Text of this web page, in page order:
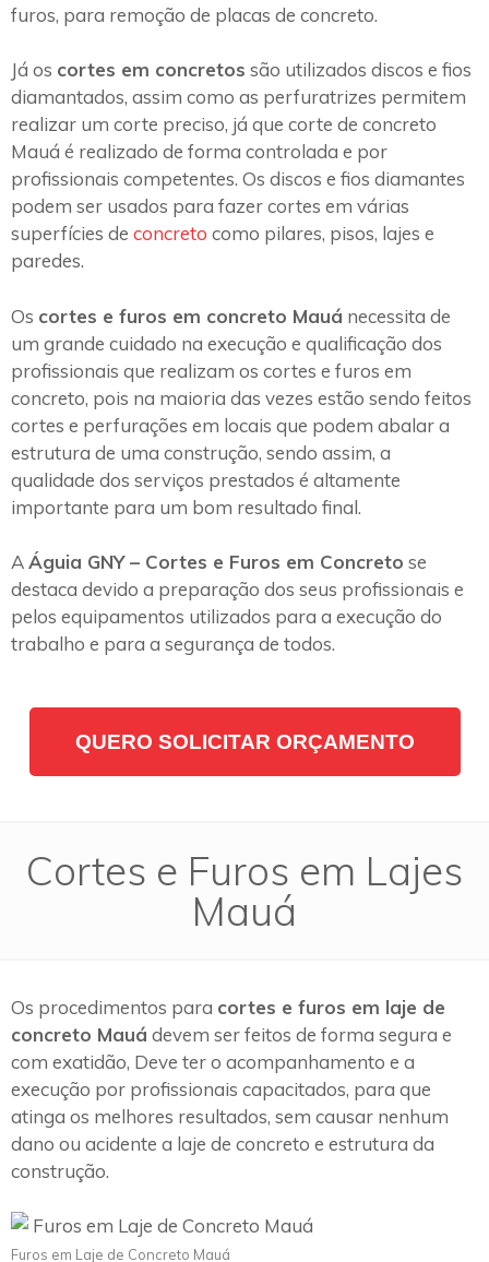
furos, para remoção de placas de concreto.
Já os cortes em concretos são utilizados discos e fios
diamantados, assim como as perfuratrizes permitem
realizar um corte preciso, já que corte de concreto
Mauá é realizado de forma controlada e por
profissionais competentes. Os discos e fios diamantes
podem ser usados para fazer cortes em várias
superfícies de concreto como pilares, pisos, lajes e
paredes.
Os cortes e furos em concreto Mauá necessita de
um grande cuidado na execução e qualificação dos
profissionais que realizam os cortes e furos em
concreto, pois na maioria das vezes estão sendo feitos
cortes e perfurações em locais que podem abalar a
estrutura de uma construção, sendo assim, a
qualidade dos serviços prestados é altamente
importante para um bom resultado final.
AÁguia GNY – Cortes e Furos em Concreto se
destaca devido a preparação dos seus profissionais e
pelos equipamentos utilizados para a execução do
trabalho e para a segurança de todos.
QUERO SOLICITAR ORÇAMENTO
Cortes e Furos em Lajes
Mauá
Os procedimentos para cortes e furos em laje de
concreto Mauá devem ser feitos de forma segura e
com exatidão, Deve ter o acompanhamento e a
execução por profissionais capacitados, para que
atinga os melhores resultados, sem causar nenhum
dano ou acidente a laje de concreto e estrutura da
construção.
Furos em Laje de Concreto Mauá